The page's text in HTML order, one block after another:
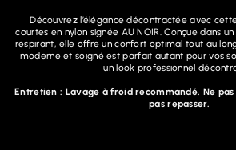
Découvrez l’élégance décontractée avec
courtes en nylon signée AU NOIR. Conçue dans
respirant, elle offre un confort optimal tout au
moderne et soigné est parfait autant pour vos
un look professionnel
Entretien : Lavage à froid recommandé. Ne pas
pas repasser.